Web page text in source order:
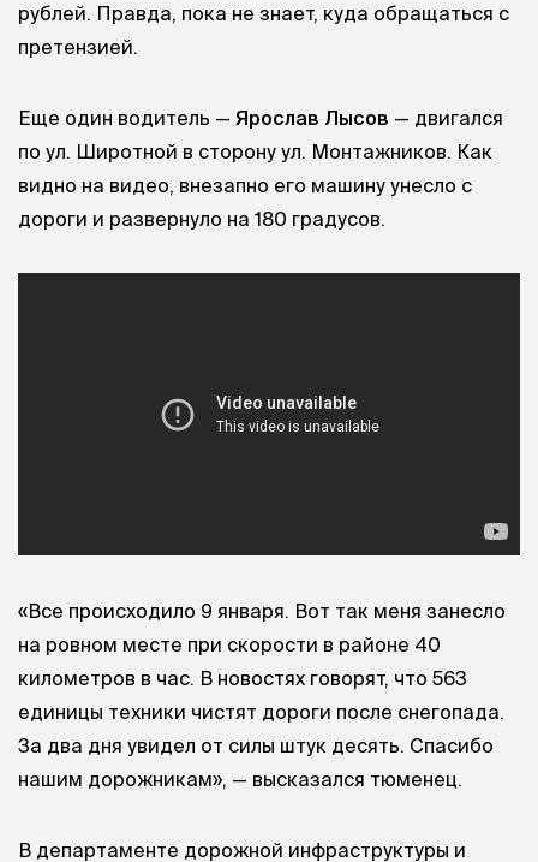
рублей. Правда, пока не знает, куда обращаться с
претензией.
Еще один водитель — Ярослав Лысов — двигался
по ул. Широтной в сторону ул. Монтажников. Как
видно на видео, внезапно его машину унесло с
дороги и развернуло на 180 градусов.
«Все происходило 9 января. Вот так меня занесло
на ровном месте при скорости в районе 40
километров в час. В новостях говорят, что 563
единицы техники чистят дороги после снегопада.
За два дня увидел от силы штук десять. Спасибо
нашим дорожникам», — высказался тюменец.
В департаменте дорожной инфраструктуры и